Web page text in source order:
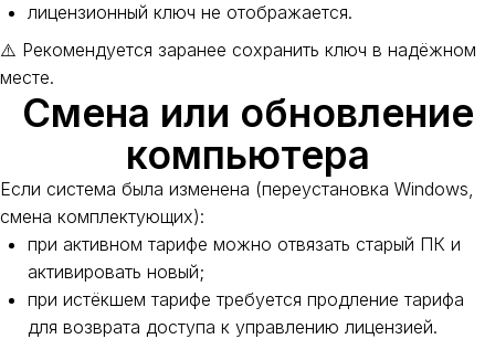
лицензионный ключ не отображается.
⚠️ Рекомендуется заранее сохранить ключ в надёжном
месте.
Смена или обновление
компьютера
Если система была изменена (переустановка Windows,
смена комплектующих):
при активном тарифе можно отвязать старый ПК и
активировать новый;
при истёкшем тарифе требуется продление тарифа
для возврата доступа к управлению лицензией.